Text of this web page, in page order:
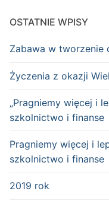
OSTATNIE WPISY
Zabawa w tworzenie
Życzenia z okazji
„Pragniemy więcej i
szkolnictwo i finanse
Pragniemy więcej i
szkolnictwo i finanse
2019 rok